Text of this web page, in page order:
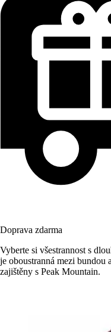
Doprava zdarma
Vyberte si všestrannost s
je oboustranná mezi bundou
zajištěny s Peak Mountain.